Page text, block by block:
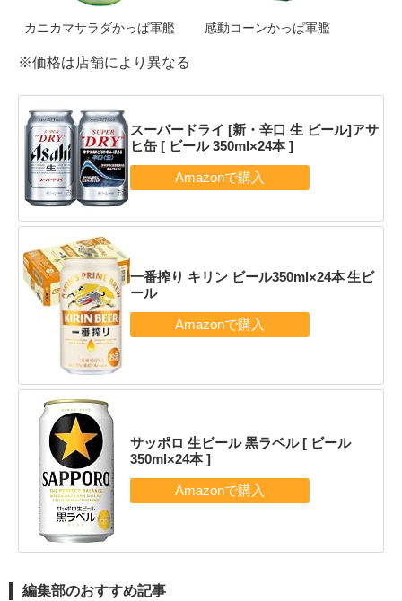
カニカマサラダかっぱ軍艦 感動コーンかっぱ軍艦
※価格は店舗により異なる
スーパードライ [新・辛口 生 ビール]アサ
ヒ缶 [ ビール 350ml×24本 ]
一番搾り キリン ビール350ml×24本 生ビ
ール
サッポロ 生ビール 黒ラベル [ ビール
350ml×24本 ]
編集部のおすすめ記事